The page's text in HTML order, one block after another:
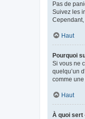
Pas de
Suivez les
Haut
Pourquoi
Si vous ne
quelqu’un
comme
Haut
À quoi sert